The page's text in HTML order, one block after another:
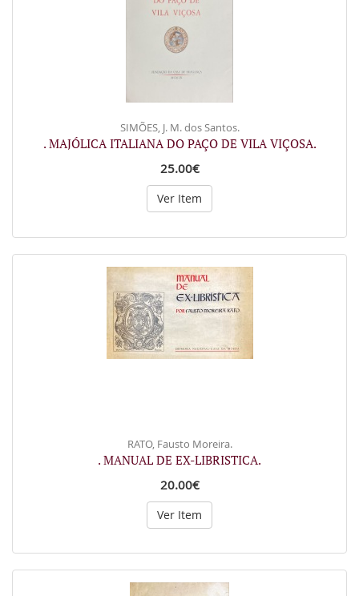
SIMÕES, J. M. dos Santos.
. MAJÓLICA ITALIANA DO PAÇO DE VILA VIÇOSA.
25.00€
Ver Item
RATO, Fausto Moreira.
. MANUAL DE EX-LIBRISTICA.
20.00€
Ver Item